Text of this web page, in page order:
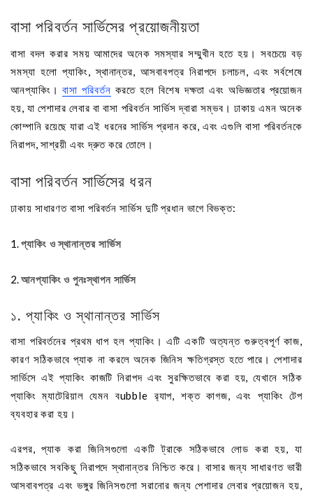
বাসা পরিবর্তন সার্ভিসের প্রয়োজনীয়তা
বাসা বদল করার সময় আমাদের অনেক সমস্যার সম্মুখীন হতে হয়। সবচেয়ে বড়
সমস্যা হলো প্যাকিং, স্থানান্তর, আসবাবপত্র নিরাপদে চলাচল, এবং সর্বশেষে
আনপ্যাকিং।বাসা পরিবর্তন করতে হলে বিশেষ দক্ষতা এবং অভিজ্ঞতার প্রয়োজন
হয়, যা পেশাদার লেবার বা বাসা পরিবর্তন সার্ভিস দ্বারা সম্ভব। ঢাকায় এমন অনেক
কোম্পানি রয়েছে যারা এই ধরনের সার্ভিস প্রদান করে, এবং এগুলি বাসা পরিবর্তনকে
নিরাপদ, সাশ্রয়ী এবং দ্রুত করে তোলে।
বাসা পরিবর্তন সার্ভিসের ধরন
ঢাকায় সাধারণত বাসা পরিবর্তন সার্ভিস দুটি প্রধান ভাগে বিভক্ত:
প্যাকিং ও স্থানান্তর সার্ভিস
আনপ্যাকিং ও পুনঃস্থাপন সার্ভিস
১. প্যাকিং ও স্থানান্তর সার্ভিস
বাসা পরিবর্তনের প্রথম ধাপ হল প্যাকিং। এটি একটি অত্যন্ত গুরুত্বপূর্ণ কাজ,
কারণ সঠিকভাবে প্যাক না করলে অনেক জিনিস ক্ষতিগ্রস্ত হতে পারে। পেশাদার
সার্ভিসে এই প্যাকিং কাজটি নিরাপদ এবং সুরক্ষিতভাবে করা হয়, যেখানে সঠিক
প্যাকিং ম্যাটেরিয়াল যেমন বubble র‍্যাপ, শক্ত কাগজ, এবং প্যাকিং টেপ
ব্যবহার করা হয়।
এরপর, প্যাক করা জিনিসগুলো একটি ট্রাকে সঠিকভাবে লোড করা হয়, যা
সঠিকভাবে সবকিছু নিরাপদে স্থানান্তর নিশ্চিত করে। বাসার জন্য সাধারণত ভারী
আসবাবপত্র এবং ভঙ্গুর জিনিসগুলো সরানোর জন্য পেশাদার লেবার প্রয়োজন হয়,